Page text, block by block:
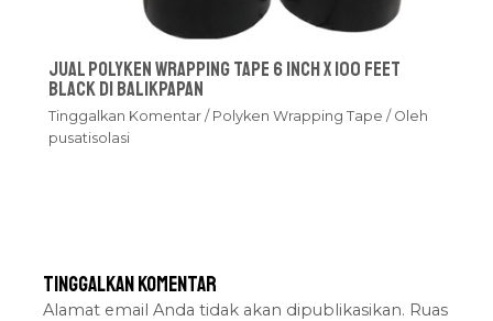
Jual Polyken Wrapping Tape 6 Inch x 100 Feet
Black Di Balikpapan
Tinggalkan Komentar / Polyken Wrapping Tape / Oleh
pusatisolasi
Tinggalkan Komentar
Alamat email Anda tidak akan dipublikasikan. Ruas